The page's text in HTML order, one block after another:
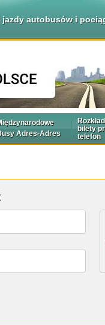
jazdy autobusów i
Adres-Adres
bilety
telefon